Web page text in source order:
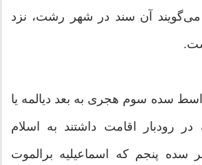
می‌گویند آن سند در شهر رشت، نزد
سده سوم هجری به بعد دیالمه یا
رودبار اقامت داشتند به اسلام
سده پنجم که اسماعیلیه برالموت